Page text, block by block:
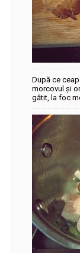
După ce
morcovul și
gătit, la foc